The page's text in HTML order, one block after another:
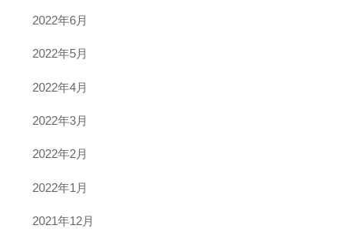
2022年6月
2022年5月
2022年4月
2022年3月
2022年2月
2022年1月
2021年12月